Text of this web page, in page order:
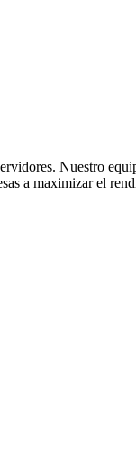
Nuestro
a maximizar el